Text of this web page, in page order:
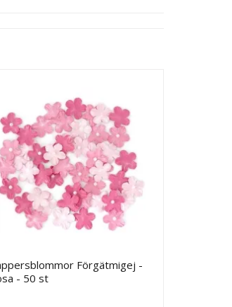
Förgätmigej -
- 50 st